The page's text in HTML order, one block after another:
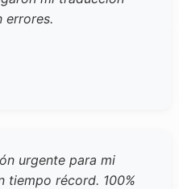
errores.
urgente para mi
tiempo récord. 100%